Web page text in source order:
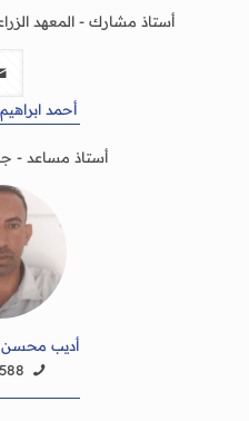
أستاذ مشارك - المعهد
أحمد
أستاذ مساعد -
أديب